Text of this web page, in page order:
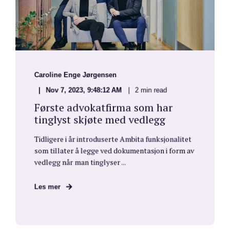
Caroline Enge Jørgensen
Nov 7, 2023, 9:48:12 AM 2 min read
Første advokatfirma som har
tinglyst skjøte med vedlegg
Tidligere i år introduserte Ambita funksjonalitet
som tillater å legge ved dokumentasjon i form av
vedlegg når man tinglyser ...
Les mer